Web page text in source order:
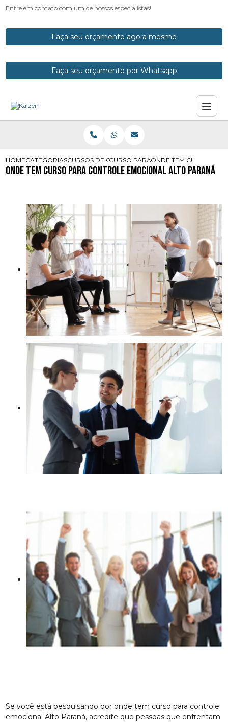
Entre em contato com um de nossos especialistas!
Faça seu orçamento agora mesmo
Faça seu orçamento por Whatsapp
HOMECATEGORIASCURSOS DE CONTROLE EMOCIONAL
CURSO PARA TER CONTROLE
ONDE TEM CURSO
Onde Tem Curso para Controle Emocional Alto Paraná
Se você está pesquisando por onde tem curso para controle
emocional Alto Paraná, acredite que pessoas que enfrentam